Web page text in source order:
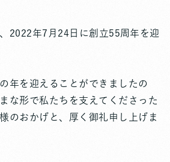
2022年7月24日に創立55周年を迎
年を迎えることができましたの
な形で私たちを支えてくださった
のおかげと、厚く御礼申し上げま